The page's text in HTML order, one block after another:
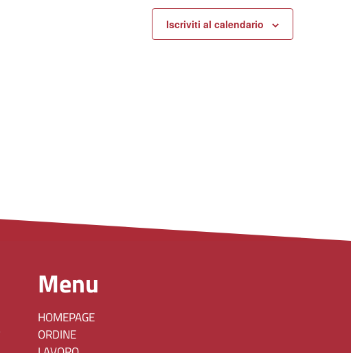
Iscriviti al calendario
Menu
HOMEPAGE
ORDINE